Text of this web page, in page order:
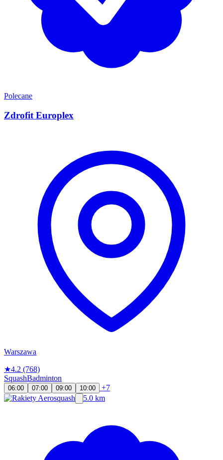
Polecane
Zdrofit Europlex
Warszawa
★4.2 (768)
SquashBadminton
06:00 07:00 09:00 10:00
+7
5.0 km